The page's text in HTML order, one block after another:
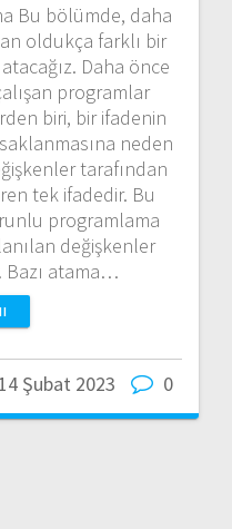
Bu bölümde, daha
oldukça farklı bir
Daha önce
programlar
biri, bir ifadenin
neden
tarafından
tek ifadedir. Bu
programlama
değişkenler
Bazı atama…
14 Şubat 2023 0